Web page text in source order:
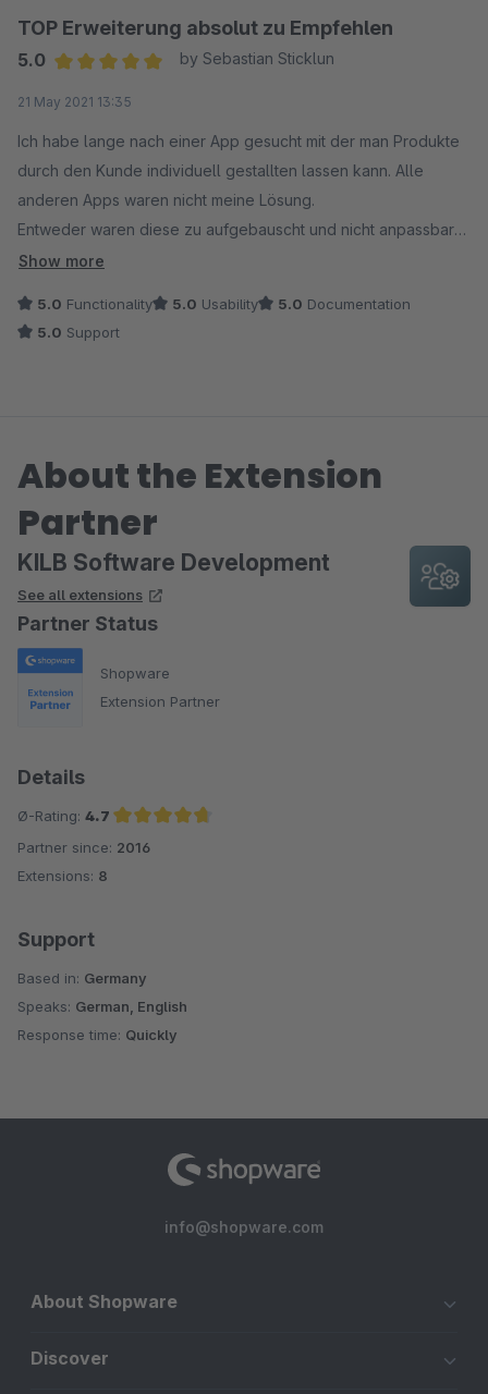
TOP Erweiterung absolut zu Empfehlen
5.0
by Sebastian Sticklun
21 May 2021 13:35
Ich habe lange nach einer App gesucht mit der man Produkte
durch den Kunde individuell gestallten lassen kann. Alle
anderen Apps waren nicht meine Lösung.
Entweder waren diese zu aufgebauscht und nicht anpassbar
oder bieteten zu wenige features.
schnelle Gestaltung der Produkte notwendig ist, ich hoffe es
wird weiter fleißig updates geben.
Show more
5.0 Functionality 5.0 Usability 5.0 Documentation
5.0 Support
About the Extension
Partner
KILB Software Development
See all extensions
Partner Status
Shopware
Extension Partner
Details
Ø-Rating: 4.7
Average rating of 4.7 out of 5 stars
Partner since: 2016
Extensions: 8
Support
Based in: Germany
Speaks: German, English
Response time: Quickly
info@shopware.com
About Shopware
Discover